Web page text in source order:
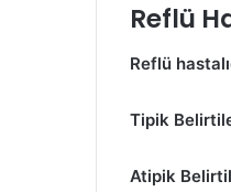
Reflü
Reflü
Tipik
Atipik